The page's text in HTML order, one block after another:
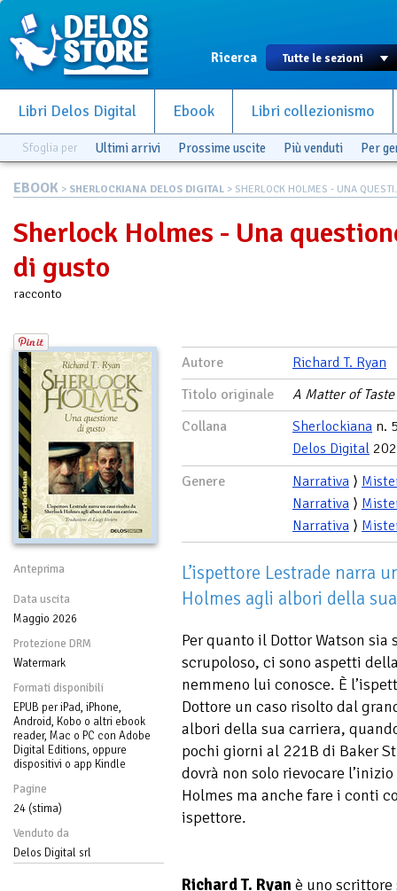
Ricerca
Libri Delos Digital Ebook Libri collezionismo
Sfoglia per Ultimi arrivi Prossime uscite Più venduti Per
EBOOK > SHERLOCKIANA DELOS DIGITAL > SHERLOCK HOLMES - UNA
Sherlock Holmes - Una
di gusto
racconto
Anteprima
Data uscita
Maggio 2026
Protezione DRM
Watermark
Formati disponibili
EPUB per iPad, iPhone,
Android, Kobo o altri ebook
reader, Mac o PC con Adobe
Digital Editions, oppure
dispositivi o app Kindle
Pagine
24 (stima)
Venduto da
Delos Digital srl
Autore
Richard T. Ryan
Titolo originale
A Matter of Taste
Collana
Sherlockiana n.
Delos Digital
Genere
Narrativa ⟩
Narrativa ⟩
Narrativa ⟩
L’ispettore Lestrade narra
Holmes agli albori della
Per quanto il Dottor Watson
scrupoloso, ci sono aspetti
nemmeno lui conosce. È
Dottore un caso risolto dal
albori della sua carriera,
pochi giorni al 221B di Baker
dovrà non solo rievocare
Holmes ma anche fare i conti
ispettore.
Richard T. Ryan è uno